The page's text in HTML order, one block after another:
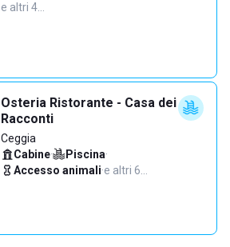
e altri 4…
Osteria Ristorante - Casa dei
Racconti
Ceggia
Cabine· Piscina·
Accesso animali·e altri 6…